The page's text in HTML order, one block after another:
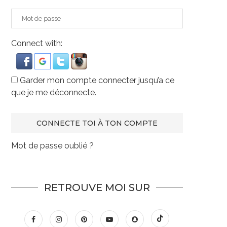
Connect with:
Garder mon compte connecter jusqu’a ce
que je me déconnecte.
Mot de passe oublié ?
RETROUVE MOI SUR